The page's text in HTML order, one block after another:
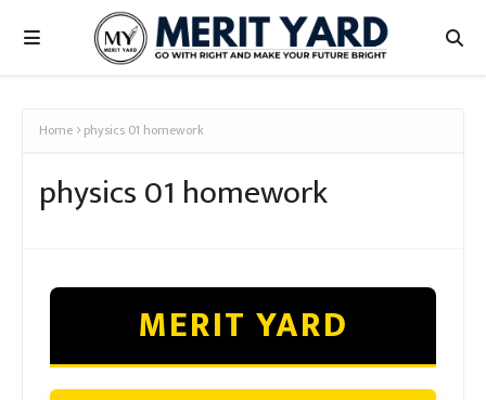
Home physics 01 homework
physics 01 homework
MERIT YARD